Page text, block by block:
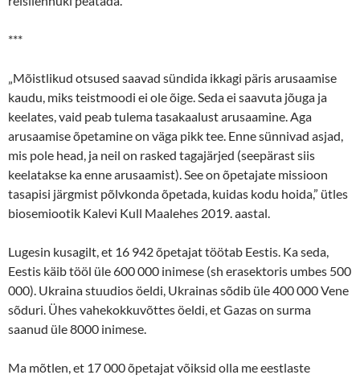
***
„Mõistlikud otsused saavad sündida ikkagi päris arusaamise
kaudu, miks teistmoodi ei ole õige. Seda ei saavuta jõuga ja
keelates, vaid peab tulema tasakaalust arusaamine. Aga
arusaamise õpetamine on väga pikk tee. Enne sünnivad asjad,
mis pole head, ja neil on rasked tagajärjed (seepärast siis
keelatakse ka enne arusaamist). See on õpetajate missioon
tasapisi järgmist põlvkonda õpetada, kuidas kodu hoida,” ütles
biosemiootik Kalevi Kull Maalehes 2019. aastal.
Lugesin kusagilt, et 16 942 õpetajat töötab Eestis. Ka seda,
Eestis käib tööl üle 600 000 inimese (sh erasektoris umbes 500
000). Ukraina stuudios öeldi, Ukrainas sõdib üle 400 000 Vene
sõduri. Ühes vahekokkuvõttes öeldi, et Gazas on surma
saanud üle 8000 inimese.
Ma mõtlen, et 17 000 õpetajat võiksid olla me eestlaste